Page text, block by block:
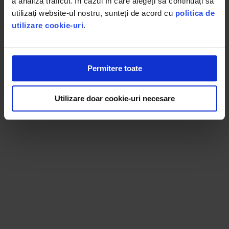
utilizați website-ul nostru, sunteți de acord cu politica de
utilizare cookie-uri.
Permitere toate
Utilizare doar cookie-uri necesare